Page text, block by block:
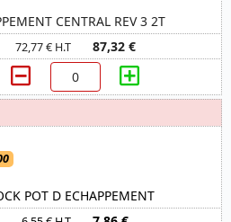
CENTRAL REV 3 2T
72,77 € H.T 87,32 €
POT D ECHAPPEMENT